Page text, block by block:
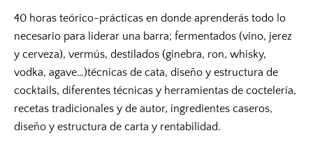
40 horas teórico-prácticas en donde aprenderás todo lo
necesario para liderar una barra; fermentados (vino, jerez
y cerveza), vermús, destilados (ginebra, ron, whisky,
vodka, agave…)técnicas de cata, diseño y estructura de
cocktails, diferentes técnicas y herramientas de coctelería,
recetas tradicionales y de autor, ingredientes caseros,
diseño y estructura de carta y rentabilidad.